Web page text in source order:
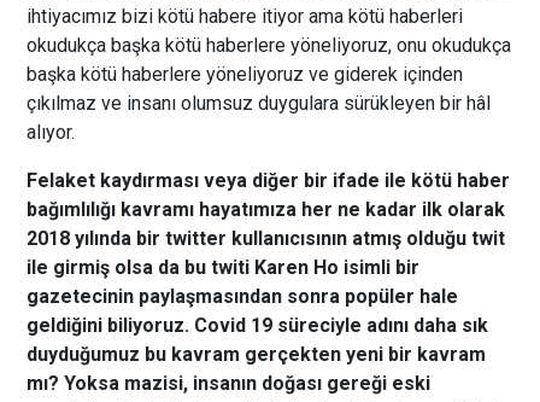
ihtiyacımız bizi kötü habere itiyor ama kötü haberleri
okudukça başka kötü haberlere yöneliyoruz, onu okudukça
başka kötü haberlere yöneliyoruz ve giderek içinden
çıkılmaz ve insanı olumsuz duygulara sürükleyen bir hâl
alıyor.
Felaket kaydırması veya diğer bir ifade ile kötü haber
bağımlılığı kavramı hayatımıza her ne kadar ilk olarak
2018 yılında bir twitter kullanıcısının atmış olduğu twit
ile girmiş olsa da bu twiti Karen Ho isimli bir
gazetecinin paylaşmasından sonra popüler hale
geldiğini biliyoruz. Covid 19 süreciyle adını daha sık
duyduğumuz bu kavram gerçekten yeni bir kavram
mı? Yoksa mazisi, insanın doğası gereği eski